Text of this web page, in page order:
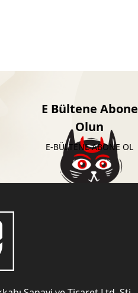
E Bültene Abone
Olun
E-BÜLTENE ABONE OL